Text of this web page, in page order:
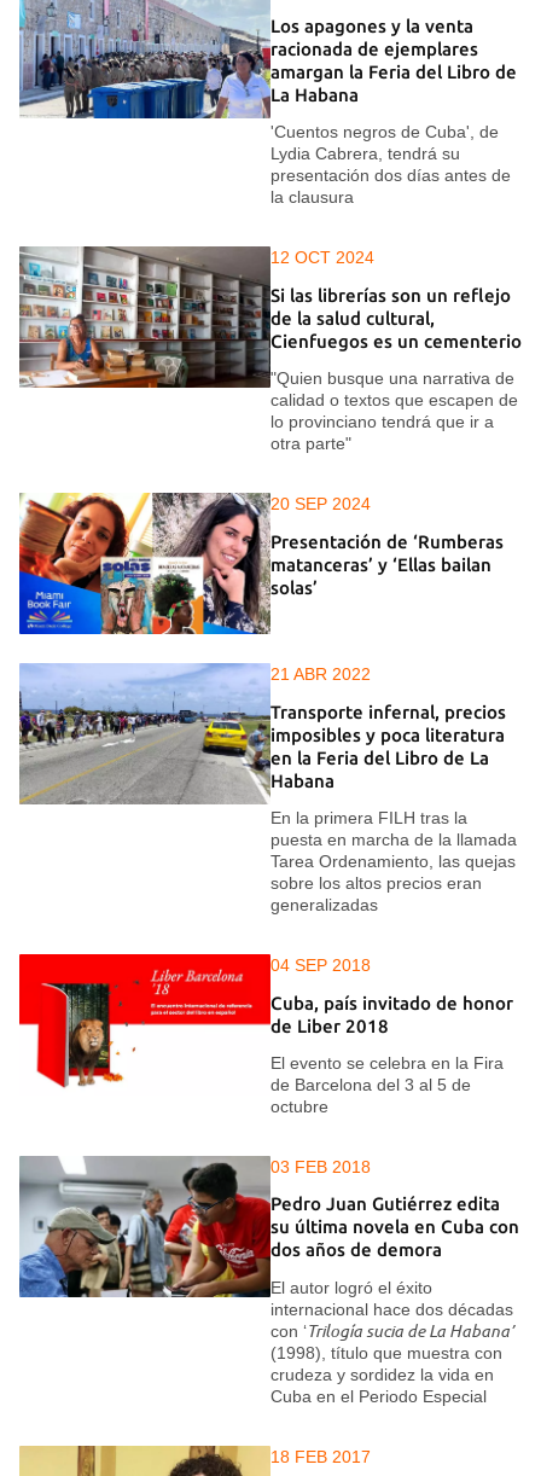
Los apagones y la venta
racionada de ejemplares
amargan la Feria del Libro de
La Habana
'Cuentos negros de Cuba', de
Lydia Cabrera, tendrá su
presentación dos días antes de
la clausura
12 OCT 2024
Si las librerías son un reflejo
de la salud cultural,
Cienfuegos es un cementerio
"Quien busque una narrativa de
calidad o textos que escapen de
lo provinciano tendrá que ir a
otra parte"
20 SEP 2024
Presentación de ‘Rumberas
matanceras’ y ‘Ellas bailan
solas’
21 ABR 2022
Transporte infernal, precios
imposibles y poca literatura
en la Feria del Libro de La
Habana
En la primera FILH tras la
puesta en marcha de la llamada
Tarea Ordenamiento, las quejas
sobre los altos precios eran
generalizadas
04 SEP 2018
Cuba, país invitado de honor
de Liber 2018
El evento se celebra en la Fira
de Barcelona del 3 al 5 de
octubre
03 FEB 2018
Pedro Juan Gutiérrez edita
su última novela en Cuba con
dos años de demora
El autor logró el éxito
internacional hace dos décadas
con ‘Trilogía sucia de La Habana’
(1998), título que muestra con
crudeza y sordidez la vida en
Cuba en el Periodo Especial
18 FEB 2017